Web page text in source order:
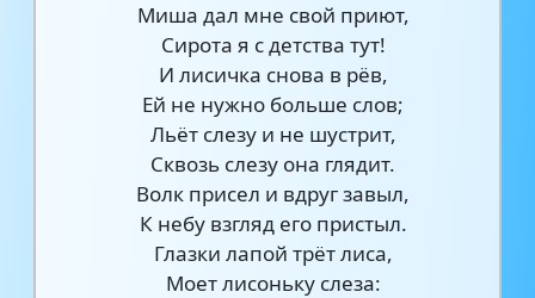
Миша дал мне свой приют,
Сирота я с детства тут!
И лисичка снова в рёв,
Ей не нужно больше слов;
Льёт слезу и не шустрит,
Сквозь слезу она глядит.
Волк присел и вдруг завыл,
К небу взгляд его пристыл.
Глазки лапой трёт лиса,
Моет лисоньку слеза: